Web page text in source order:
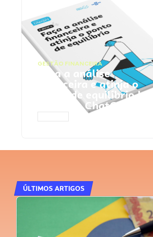
GESTÃO FINANCEIRA
Faça a análise
financeira e atinja o
ponto de equilíbrio |
Prompts ChatGPT
ÚLTIMOS ARTIGOS